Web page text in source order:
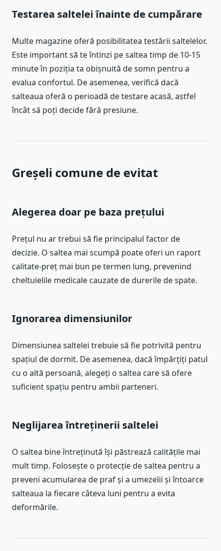
Testarea saltelei înainte de cumpărare
Multe magazine oferă posibilitatea testării saltelelor.
Este important să te întinzi pe saltea timp de 10-15
minute în poziția ta obișnuită de somn pentru a
evalua confortul. De asemenea, verifică dacă
salteaua oferă o perioadă de testare acasă, astfel
încât să poți decide fără presiune.
Greșeli comune de evitat
Alegerea doar pe baza prețului
Prețul nu ar trebui să fie principalul factor de
decizie. O saltea mai scumpă poate oferi un raport
calitate-preț mai bun pe termen lung, prevenind
cheltuielile medicale cauzate de durerile de spate.
Ignorarea dimensiunilor
Dimensiunea saltelei trebuie să fie potrivită pentru
spațiul de dormit. De asemenea, dacă împărțiți patul
cu o altă persoană, alegeți o saltea care să ofere
suficient spațiu pentru ambii parteneri.
Neglijarea întreținerii saltelei
O saltea bine întreținută își păstrează calitățile mai
mult timp. Folosește o protecție de saltea pentru a
preveni acumularea de praf și a umezelii și întoarce
salteaua la fiecare câteva luni pentru a evita
deformările.